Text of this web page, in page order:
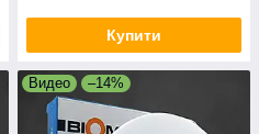
Купити
Видео –14%